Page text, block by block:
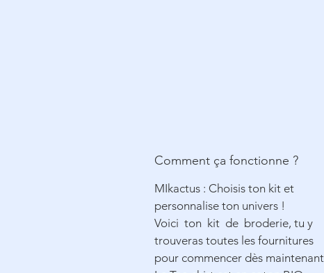
Comment ça fonctionne ?
MIkactus : Choisis ton kit et
personnalise ton univers !
Voici ton kit de broderie, tu y
trouveras toutes les fournitures
pour commencer dès